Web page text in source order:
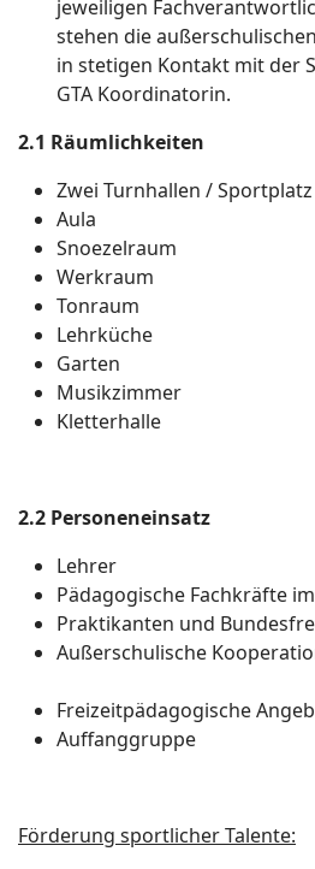
jeweiligen
stehen die
in stetigen Kontakt mit der
GTA Koordinatorin.
2.1 Räumlichkeiten
Zwei Turnhallen / Sportplatz
Aula
Snoezelraum
Werkraum
Tonraum
Lehrküche
Garten
Musikzimmer
Kletterhalle
2.2 Personeneinsatz
Lehrer
Pädagogische Fachkräfte
Praktikanten und
Außerschulische
Freizeitpädagogische
Auffanggruppe
Förderung sportlicher Talente: